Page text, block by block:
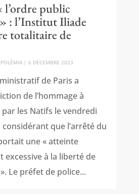
public
: l’Institut Iliade
totalitaire de
| 6 DÉCEMBRE 2023
de Paris a
de l’hommage à
les Natifs le vendredi
que l’arrêté du
une « atteinte
excessive à la liberté de
Le préfet de police...